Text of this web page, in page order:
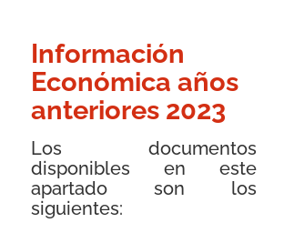
Información
Económica años
anteriores 2023
Los documentos
disponibles en este
apartado son los
siguientes: